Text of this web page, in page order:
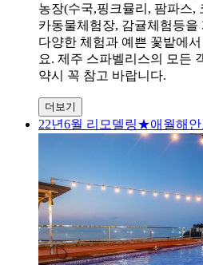
농장(수국,핑크뮬리, 팜파스,
카동물체험장, 감귤체험등
다양한 체험과 예쁜 꽃밭에
요. 제주 스파벨리스의 모든
약시 꼭 참고 바랍니다.
더보기
22년6월 리모델링★애월해안